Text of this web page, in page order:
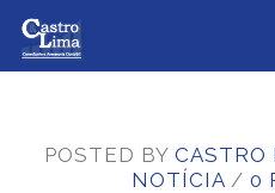
POSTED BY CASTRO
NOTÍCIA / 0